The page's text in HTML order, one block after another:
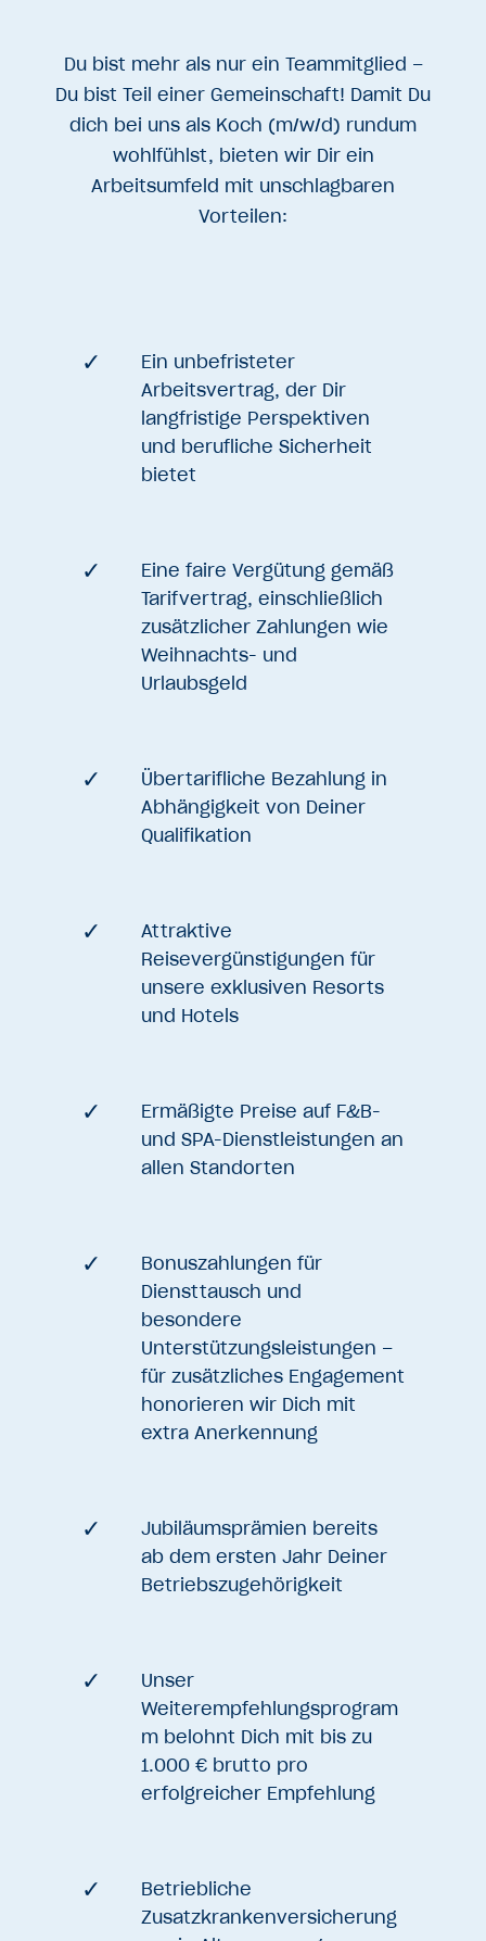
Du bist mehr als nur ein Teammitglied –
Du bist Teil einer Gemeinschaft! Damit Du
dich bei uns als Koch (m/w/d) rundum
wohlfühlst, bieten wir Dir ein
Arbeitsumfeld mit unschlagbaren
Vorteilen:
Ein unbefristeter
Arbeitsvertrag, der Dir
langfristige Perspektiven
und berufliche Sicherheit
bietet
Eine faire Vergütung gemäß
Tarifvertrag, einschließlich
zusätzlicher Zahlungen wie
Weihnachts- und
Urlaubsgeld
Übertarifliche Bezahlung in
Abhängigkeit von Deiner
Qualifikation
Attraktive
Reisevergünstigungen für
unsere exklusiven Resorts
und Hotels
Ermäßigte Preise auf F&B-
und SPA-Dienstleistungen an
allen Standorten
Bonuszahlungen für
Diensttausch und
besondere
Unterstützungsleistungen –
für zusätzliches Engagement
honorieren wir Dich mit
extra Anerkennung
Jubiläumsprämien bereits
ab dem ersten Jahr Deiner
Betriebszugehörigkeit
Unser
Weiterempfehlungsprogram
m belohnt Dich mit bis zu
1.000 € brutto pro
erfolgreicher Empfehlung
Betriebliche
Zusatzkrankenversicherung